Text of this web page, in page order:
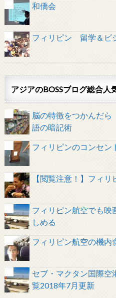
和僑会
フィリピン 留学＆ビ
アジアのBOSSブログ総合人
脳の特徴をつかんだら
語の暗記術
フィリピンのコンセン
【閲覧注意！】フィ
フィリピン航空でも映
しめる
フィリピン航空の機内
セブ・マクタン国際空
覧2018年7月更新